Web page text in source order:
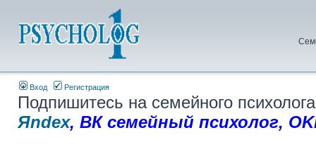
Вход Регистрация
Подпишитесь на семейного
Яndex, ВК семейный психолог,